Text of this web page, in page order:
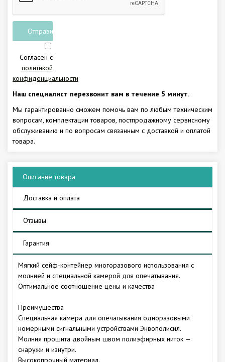
Отправить
заявку
Согласен с
политикой
конфиденциальности
Наш специалист перезвонит вам в течение 5 минут.
Мы гарантированно сможем помочь вам по любым техническим
вопросам, комплектации товаров, постпродажному сервисному
обслуживанию и по вопросам связанным с доставкой и оплатой
товара.
Описание товара
Доставка и оплата
Отзывы
Гарантия
Мягкий сейф-контейнер многоразового использования с
молнией и специальной камерой для опечатывания.
Оптимальное соотношение цены и качества
Преимущества
Специальная камера для опечатывания одноразовыми
номерными сигнальными устройствами Энвополисил.
Молния прошита двойным швом полиэфирных ниток —
снаружи и изнутри.
Высокопрочный материал.